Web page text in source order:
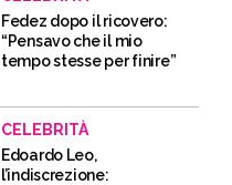
Fedez dopo il ricovero:
“Pensavo che il mio
tempo stesse per finire”
CELEBRITÀ
Edoardo Leo,
l’indiscrezione: